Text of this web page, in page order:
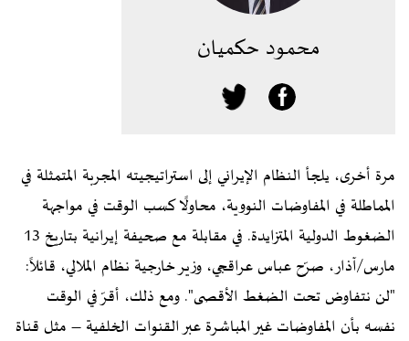
محمود حكميان
مرة أخرى، يلجأ النظام الإيراني إلى استراتيجيته المجربة المتمثلة في
المماطلة في المفاوضات النووية، محاولًا كسب الوقت في مواجهة
الضغوط الدولية المتزايدة. في مقابلة مع صحيفة إيرانية بتاريخ 13
مارس/آذار، صرّح عباس عراقجي، وزير خارجية نظام الملالي، قائلاً:
"لن نتفاوض تحت الضغط الأقصى". ومع ذلك، أقرّ في الوقت
نفسه بأن المفاوضات غير المباشرة عبر القنوات الخلفية – مثل قناة